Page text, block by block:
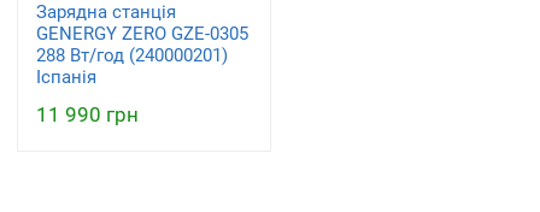
Зарядна станція
GENERGY ZERO GZE-0305
288 Вт/год (240000201)
Іспанія
11 990 грн